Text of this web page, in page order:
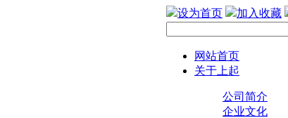
设为首页 加入收藏
网站首页
关于上起
公司简介
企业文化